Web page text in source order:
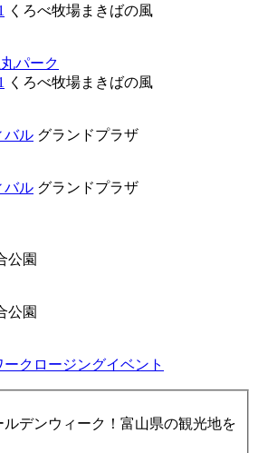
くろべ牧場まきばの風
パーク
くろべ牧場まきばの風
バル グランドプラザ
バル グランドプラザ
公園
公園
ークロージングイベント
デンウィーク！富山県の観光地を